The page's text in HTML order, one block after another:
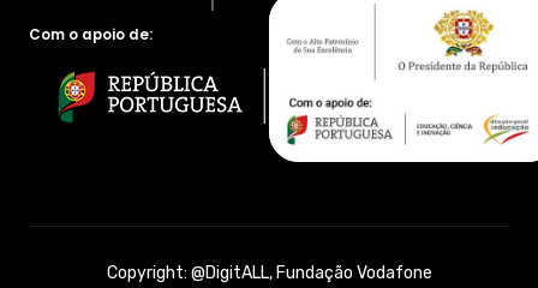
Com o apoio de:
Copyright: @DigitALL, Fundação Vodafone